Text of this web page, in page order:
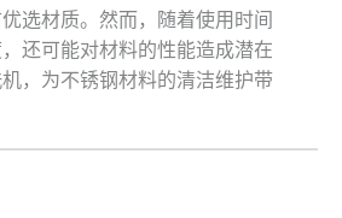
选材质。然而，随着使用时间
还可能对材料的性能造成潜在
，为不锈钢材料的清洁维护带